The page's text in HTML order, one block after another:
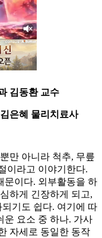
김동환 교수
은혜 물리치료사
만 아니라 척추, 무릎
이라고 이야기한다.
문이다. 외부활동을 하
하게 긴장하게 되고,
기도 쉽다. 여기에 따
운 요소 중 하나. 가사
자세로 동일한 동작